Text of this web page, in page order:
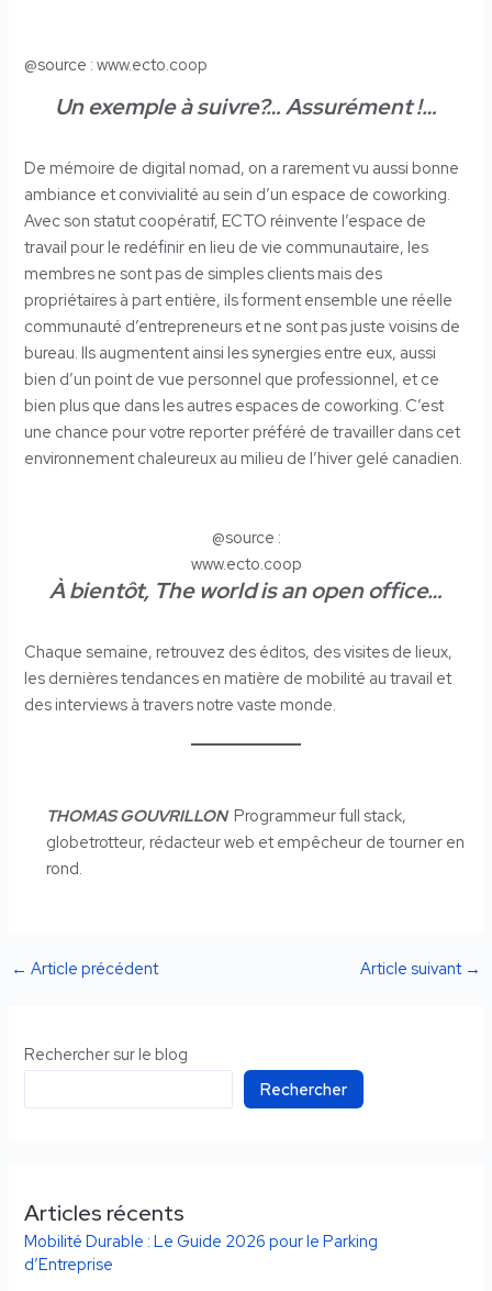
@source : www.ecto.coop
Un exemple à suivre?… Assurément !…
De mémoire de digital nomad, on a rarement vu aussi bonne
ambiance et convivialité au sein d’un espace de coworking.
Avec son statut coopératif, ECTO réinvente l’espace de
travail pour le redéfinir en lieu de vie communautaire, les
membres ne sont pas de simples clients mais des
propriétaires à part entière, ils forment ensemble une réelle
communauté d’entrepreneurs et ne sont pas juste voisins de
bureau. Ils augmentent ainsi les synergies entre eux, aussi
bien d’un point de vue personnel que professionnel, et ce
bien plus que dans les autres espaces de coworking. C’est
une chance pour votre reporter préféré de travailler dans cet
environnement chaleureux au milieu de l’hiver gelé canadien.
@source :
www.ecto.coop
À bientôt, The world is an open office…
Chaque semaine, retrouvez des éditos, des visites de lieux,
les dernières tendances en matière de mobilité au travail et
des interviews à travers notre vaste monde.
THOMAS GOUVRILLON Programmeur full stack,
globetrotteur, rédacteur web et empêcheur de tourner en
rond.
← Article précédent Article suivant →
Rechercher sur le blog
Rechercher
Articles récents
Mobilité Durable : Le Guide 2026 pour le Parking
d’Entreprise